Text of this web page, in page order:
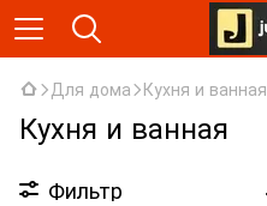
Для дома Кухня и ванная
Кухня и ванная
Фильтр